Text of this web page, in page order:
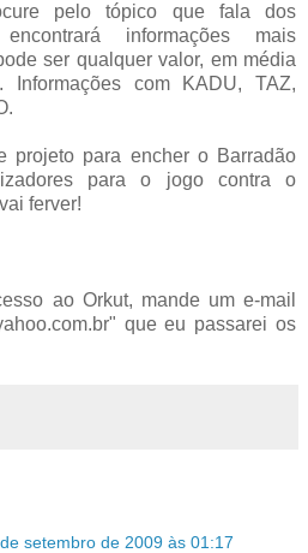
pelo tópico que fala dos
informações mais
ser qualquer valor, em média
com KADU, TAZ,
projeto para encher o Barradão
para o jogo contra o
ferver!
ao Orkut, mande um e-mail
que eu passarei os
setembro de 2009 às 01:17